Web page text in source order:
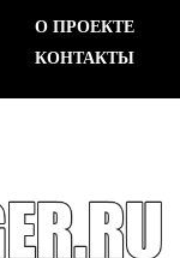
О ПРОЕКТЕ
КОНТАКТЫ